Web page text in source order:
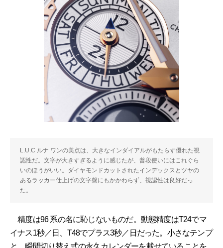
L.U.C ルナ ワンの美点は、大きなインダイアルがもたらす優れた視
認性だ。文字が大きすぎるように感じたが、普段使いにはこれぐら
いのほうがいい。ダイヤモンドカットされたインデックスとツヤの
あるラッカー仕上げの文字盤にもかかわらず、視認性は良好だっ
た。
精度は96 系の名に恥じないものだ。動態精度はT24でマ
イナス1秒／日、T48でプラス3秒／日だった。小さなテンプ
と、瞬間切り替え式の永久カレンダーを載せていることを